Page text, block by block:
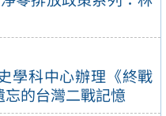
學科中心辦理《終戰
的台灣二戰記憶